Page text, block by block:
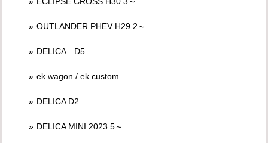
OUTLANDER PHEV H29.2～
DELICA D5
ek wagon / ek custom
DELICA D2
DELICA MINI 2023.5～